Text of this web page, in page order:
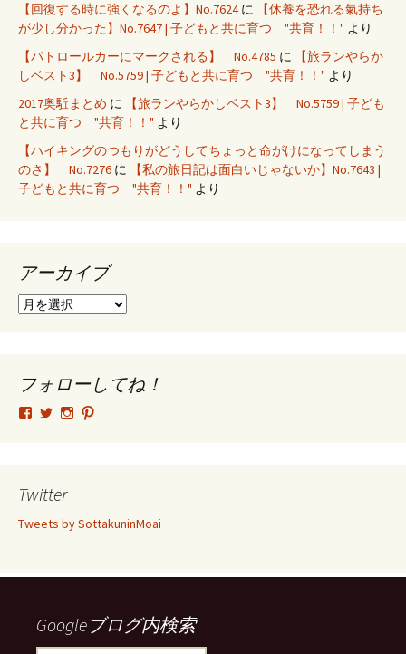
【回復する時に強くなるのよ】No.7624に
【休養を恐れる氣持ち
が少し分かった】No.7647 | 子どもと共に育つ "共育！！" より
【パトロールカーにマークされる】 No.4785 に
【旅ランやらか
しベスト3】 No.5759 | 子どもと共に育つ "共育！！" より
2017奥駈まとめ に
【旅ランやらかしベスト3】 No.5759 | 子ども
と共に育つ "共育！！" より
【ハイキングのつもりがどうしてちょっと命がけになってしまう
のさ】 No.7276 に
【私の旅日記は面白いじゃないか】No.7643 |
子どもと共に育つ "共育！！" より
アーカイブ
ア
ブ
フォローしてね！
tsutomu.hattori.33
フ
ー
SottakuninMoai
フ
ー
tsutomu.hattori.33
ー ー
示
Twitter
Tweets by SottakuninMoai
Googleブログ内検索